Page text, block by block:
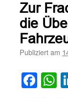
Zur
die
Publiziert am